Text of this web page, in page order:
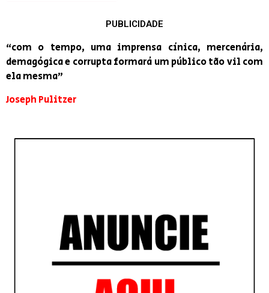
PUBLICIDADE
“com o tempo, uma imprensa cínica, mercenária,
demagógica e corrupta formará um público tão vil com
ela mesma”
Joseph Pulitzer